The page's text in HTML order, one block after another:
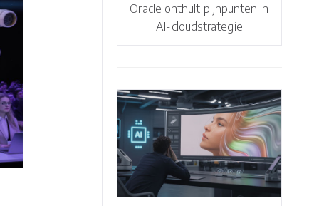
Oracle onthult pijnpunten in
AI-cloudstrategie